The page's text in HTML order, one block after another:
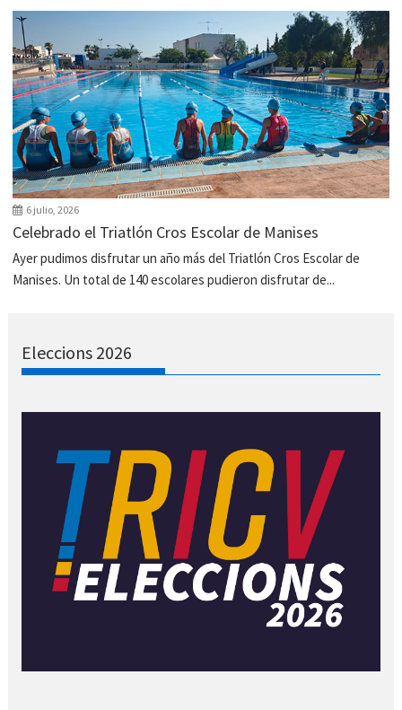
6 julio, 2026
Celebrado el Triatlón Cros Escolar de Manises
Ayer pudimos disfrutar un año más del Triatlón Cros Escolar de
Manises. Un total de 140 escolares pudieron disfrutar de...
Eleccions 2026